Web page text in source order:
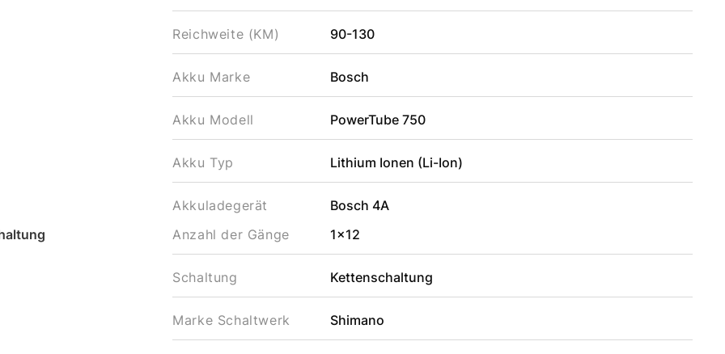
Reichweite (KM) 90-130
Akku Marke Bosch
Akku Modell PowerTube 750
Akku Typ Lithium Ionen (Li-Ion)
Akkuladegerät
Bosch 4A
Anzahl der Gänge 1x12
Schaltung Kettenschaltung
Marke Schaltwerk Shimano